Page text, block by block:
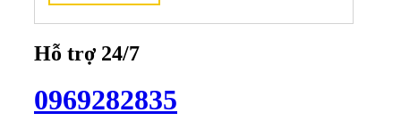
Hỗ trợ 24/7
0969282835